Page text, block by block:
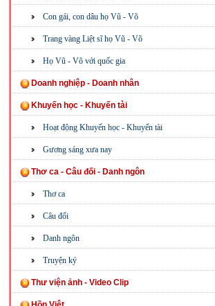
Con gái, con dâu họ Vũ - Võ
Trang vàng Liệt sĩ họ Vũ - Võ
Họ Vũ - Võ với quốc gia
Doanh nghiệp - Doanh nhân
Khuyến học - Khuyến tài
Hoạt động Khuyến học - Khuyến tài
Gương sáng xưa nay
Thơ ca - Câu đối - Danh ngôn
Thơ ca
Câu đối
Danh ngôn
Truyện ký
Thư viện ảnh - Video Clip